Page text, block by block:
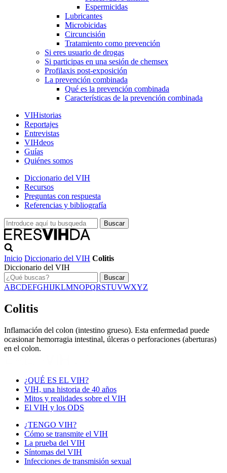
Espermicidas
Lubricantes
Microbicidas
Circuncisión
Tratamiento como prevención
Si eres usuario de drogas
Si participas en una sesión de chemsex
Profilaxis post-exposición
La prevención combinada
Qué es la prevención combinada
Características de la prevención combinada
VIHistorias
Reportajes
Entrevistas
VIHdeos
Guías
Quiénes somos
Diccionario del VIH
Recursos
Preguntas con respuesta
Referencias y bibliografía
Inicio Diccionario del VIH Colitis
Diccionario del VIH
Buscar
ABCDEFGHIJKLMNOPQRSTUVWXYZ
Colitis
Inflamación del colon (intestino grueso). Esta enfermedad puede
ocasionar hemorragia intestinal, úlceras o perforaciones (aberturas)
en el colon.
¿QUÉ ES EL VIH?
VIH, una historia de 40 años
Mitos y realidades sobre el VIH
El VIH y los ODS
¿TENGO VIH?
Cómo se transmite el VIH
La prueba del VIH
Síntomas del VIH
Infecciones de transmisión sexual